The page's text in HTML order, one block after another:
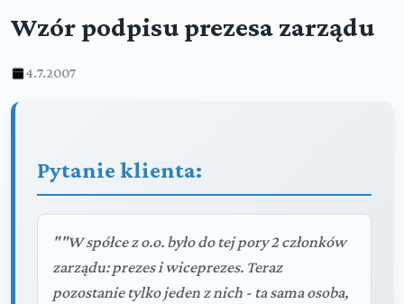
Wzór podpisu prezesa zarządu
4.7.2007
Pytanie klienta:
""W spółce z o.o. było do tej pory 2 członków
zarządu: prezes i wiceprezes. Teraz
pozostanie tylko jeden z nich - ta sama osoba,